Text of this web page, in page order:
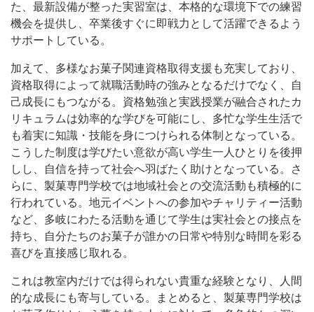
た、最新設備が整った実習室は、本格的な環境下での練習
機会を提供し、卒業後すぐに即戦力として活躍できるよう
サポートしている。
加えて、多様なお菓子関連資格取得支援も充実しており、
資格取得によって就職活動時の強みとなるだけでなく、自
己成長にもつながる。資格勉強と実践授業が融合されたカ
リキュラムは効率的な学びを可能にし、多忙な学生生活で
も着実に知識・技能を身につけられる体制となっている。
こうした制度は学びたい意欲が高い学生一人ひとりを後押
しし、自信を持って社会へ羽ばたく助けとなっている。さ
らに、製菓専門学校では地域社会との交流活動も積極的に
行われている。地元イベントへの参加やチャリティー活動
など、多岐にわたる活動を通じて学生は実社会との接点を
持ち、自分たちのお菓子が誰かの日常や特別な時間を彩る
喜びを直接感じ取れる。
これは教室内だけでは得られない貴重な経験となり、人間
的な成長にも寄与している。まとめると、製菓専門学校は